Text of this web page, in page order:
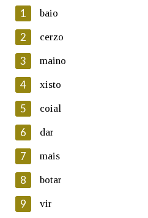
En cumprimento da normativa
Protección de Datos de Carácter
Galega informa a aqueles usuarios
electrónico, así como calquera
persoal, que estes datos serán
automatizado de carácter
ficheiros informáticos. Así mesmo,
seu dereito de acceso, rectificación,
seus datos poñéndose en contacto
Lin e acepto as
1 baio
2 cerzo
3 maino
4 xisto
5 coial
6 dar
7 mais
8 botar
9 vir